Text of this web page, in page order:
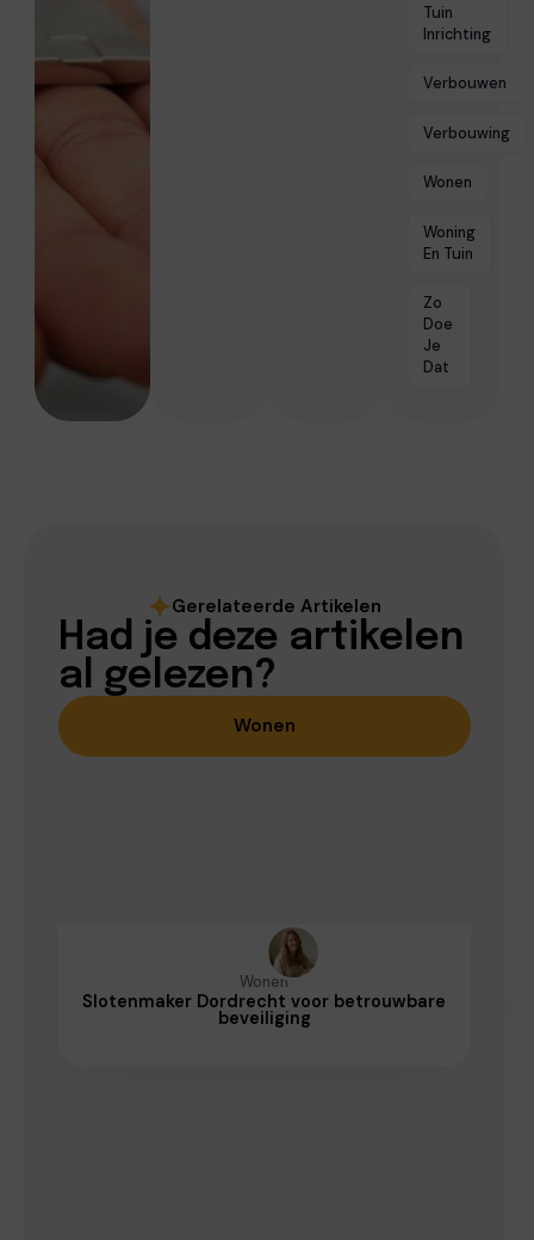
Tuin
Inrichting
Verbouwen
Verbouwing
Wonen
Woning
En Tuin
Zo
Doe
Je
Dat
Gerelateerde Artikelen
Had je deze artikelen
al gelezen?
Wonen
Wonen
Slotenmaker Dordrecht voor betrouwbare
beveiliging